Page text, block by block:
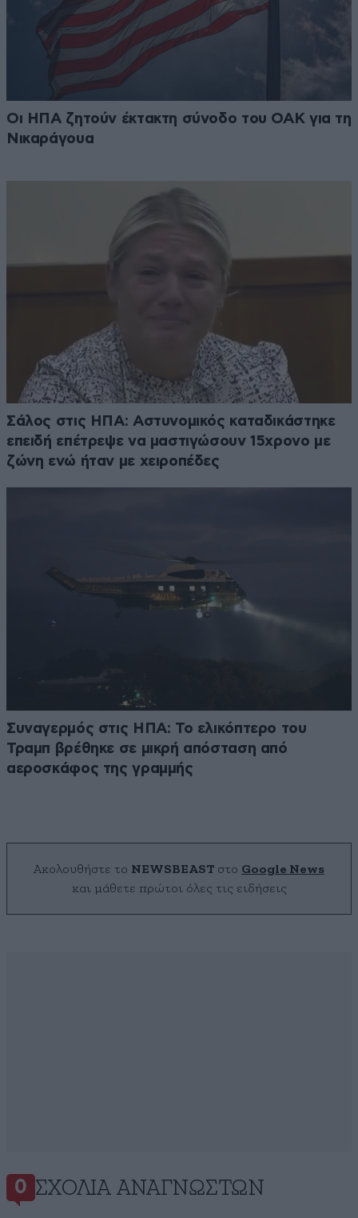
Οι ΗΠΑ ζητούν έκτακτη σύνοδο του ΟΑΚ για τη
Νικαράγουα
Σάλος στις ΗΠΑ: Αστυνομικός καταδικάστηκε
επειδή επέτρεψε να μαστιγώσουν 15χρονο με
ζώνη ενώ ήταν με χειροπέδες
Συναγερμός στις ΗΠΑ: Το ελικόπτερο του
Τραμπ βρέθηκε σε μικρή απόσταση από
αεροσκάφος της γραμμής
Ακολουθήστε το NEWSBEAST στο Google News
και μάθετε πρώτοι όλες τις ειδήσεις
0 ΣΧΌΛΙΑ ΑΝΑΓΝΩΣΤΏΝ